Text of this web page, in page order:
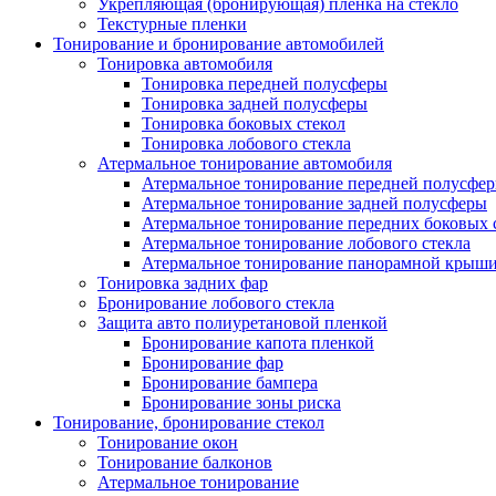
Укрепляющая (бронирующая) плёнка на стекло
Текстурные пленки
Тонирование и бронирование автомобилей
Тонировка автомобиля
Тонировка передней полусферы
Тонировка задней полусферы
Тонировка боковых стекол
Тонировка лобового стекла
Атермальное тонирование автомобиля
Атермальное тонирование передней
Атермальное тонирование задней полусферы
Атермальное тонирование передних боковых
Атермальное тонирование лобового стекла
Атермальное тонирование панорамной крыши
Тонировка задних фар
Бронирование лобового стекла
Защита авто полиуретановой пленкой
Бронирование капота пленкой
Бронирование фар
Бронирование бампера
Бронирование зоны риска
Тонирование, бронирование стекол
Тонирование окон
Тонирование балконов
Атермальное тонирование